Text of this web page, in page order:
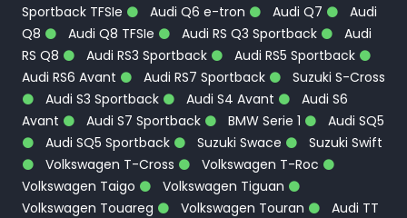
Sportback TFSIe
Audi Q6 e-tron Audi Q7
Audi
Q8
Audi Q8 TFSIe Audi RS Q3 Sportback
Audi
RS Q8
Audi RS3 Sportback
Audi RS5 Sportback
Audi RS6 Avant
Audi RS7 Sportback
Suzuki S-Cross
Audi S3 Sportback
Audi S4 Avant
Audi S6
Avant
Audi S7 Sportback BMW Serie 1
Audi SQ5
Audi SQ5 Sportback
Suzuki Swace
Suzuki Swift
Volkswagen T-Cross
Volkswagen T-Roc
Volkswagen Taigo
Volkswagen Tiguan
Volkswagen Touareg
Volkswagen Touran
Audi TT